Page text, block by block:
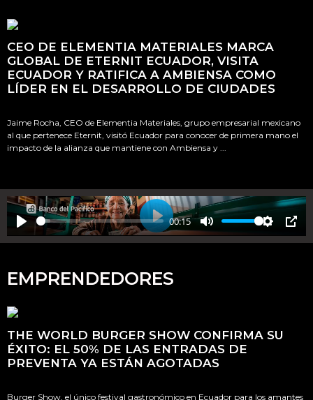
CEO DE ELEMENTIA MATERIALES MARCA
GLOBAL DE ETERNIT ECUADOR, VISITA
ECUADOR Y RATIFICA A AMBIENSA COMO
LÍDER EN EL DESARROLLO DE CIUDADES
Jaime Rocha, CEO de Elementia Materiales, grupo empresarial mexicano
al que pertenece Eternit, visitó Ecuador para conocer de primera mano el
impacto de la alianza que mantiene con Ambiensa y ...
P
y
00:15
M
S
g
P
P
l
y
EMPRENDEDORES
THE WORLD BURGER SHOW CONFIRMA SU
ÉXITO: EL 50% DE LAS ENTRADAS DE
PREVENTA YA ESTÁN AGOTADAS
Burger Show, el único festival gastronómico en Ecuador para los amantes